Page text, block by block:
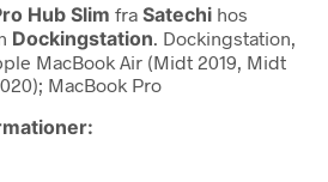
Hub Slim fra Satechi hos
Dockingstation. Dockingstation,
MacBook Air (Midt 2019, Midt
MacBook Pro